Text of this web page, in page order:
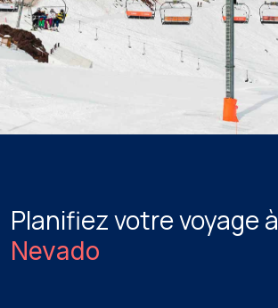
Planifiez votre voyage à
Nevado